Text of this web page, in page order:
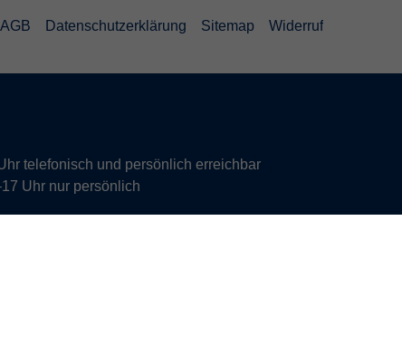
AGB Datenschutzerklärung Sitemap Widerruf
telefonisch und persönlich erreichbar
Uhr nur persönlich